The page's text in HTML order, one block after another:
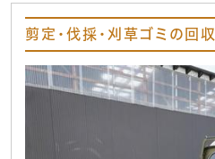
剪定・伐採・刈草ゴミの回収